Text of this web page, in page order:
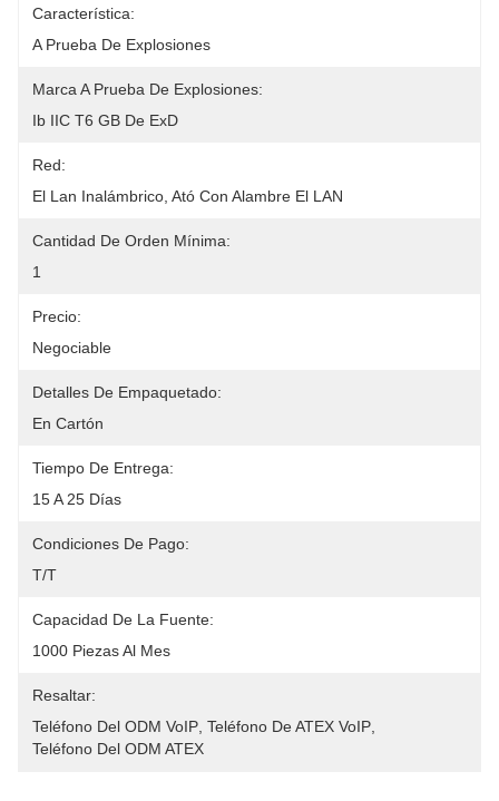
Característica:
A Prueba De Explosiones
Marca A Prueba De Explosiones:
Ib IIC T6 GB De ExD
Red:
El Lan Inalámbrico, Ató Con Alambre El LAN
Cantidad De Orden Mínima:
1
Precio:
Negociable
Detalles De Empaquetado:
En Cartón
Tiempo De Entrega:
15 A 25 Días
Condiciones De Pago:
T/T
Capacidad De La Fuente:
1000 Piezas Al Mes
Resaltar:
Teléfono Del ODM VoIP Teléfono De ATEX VoIP
Teléfono Del ODM ATEX